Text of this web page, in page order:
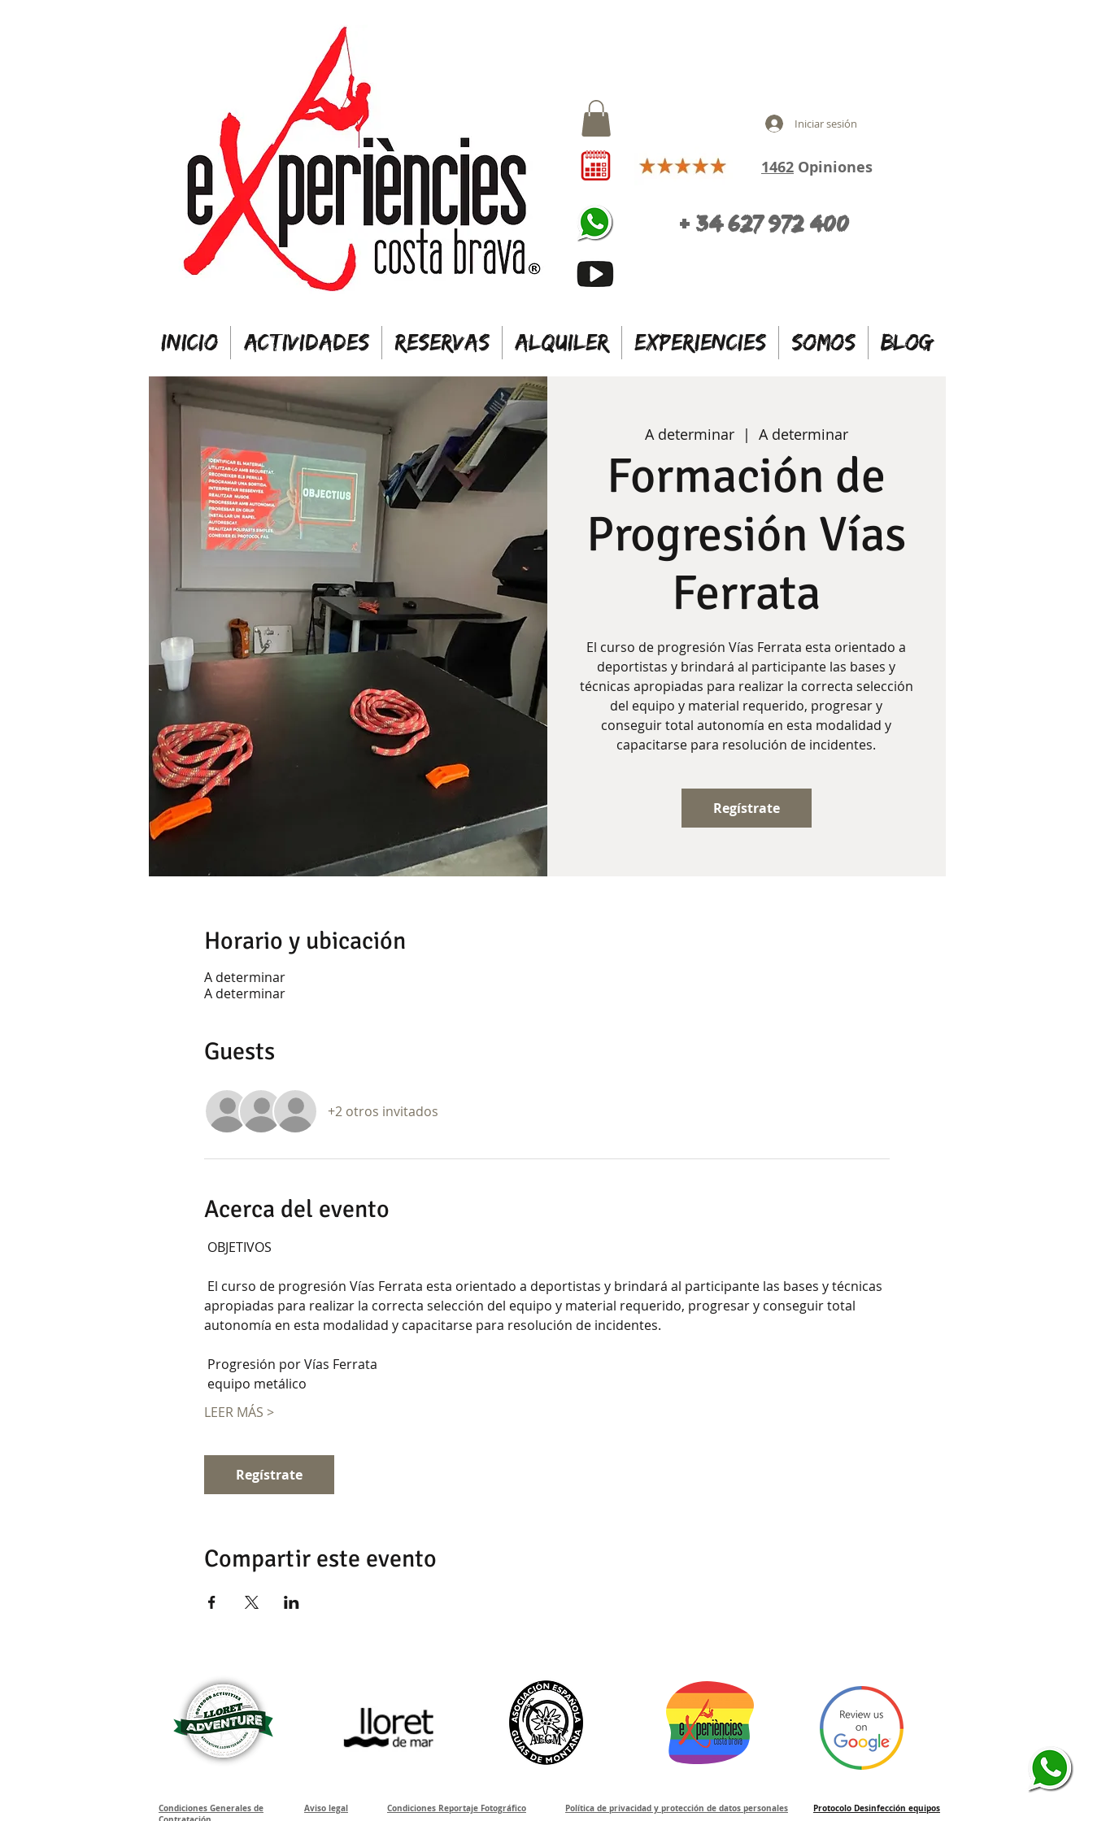
Iniciar sesión
1462 Opiniones
+ 34627 972 400
INICIO ACTIVIDADES RESERVAS ALQUILER EXPERIENCIES SOMOS BLOG
A determinar
  |
A determinar
Formación de
Progresión Vías
Ferrata
El curso de progresión Vías Ferrata esta orientado a
deportistas y brindará al participante las bases y
técnicas apropiadas para realizar la correcta selección
del equipo y material requerido, progresar y
conseguir total autonomía en esta modalidad y
capacitarse para resolución de incidentes.
Regístrate
Horario y ubicación
A determinar
A determinar
Guests
+2 otros invitados
Acerca del evento
OBJETIVOS
apropiadas para realizar la correcta selección del equipo y material requerido, progresar y conseguir total
autonomía en esta modalidad y capacitarse para resolución de incidentes.
Progresión por Vías Ferrata
equipo metálico
LEER MÁS >
Regístrate
Compartir este evento
Condiciones Generales de
Aviso legal Condiciones Reportaje Fotográfico Política de privacidad y protección de datos personales Protocolo Desinfección equipos